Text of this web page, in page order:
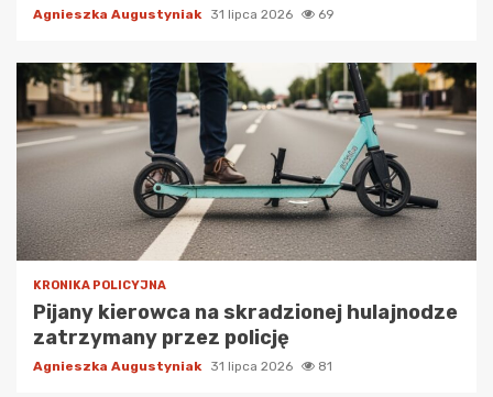
Agnieszka Augustyniak 31 lipca 2026 69
KRONIKA POLICYJNA
Pijany kierowca na skradzionej hulajnodze
zatrzymany przez policję
Agnieszka Augustyniak 31 lipca 2026 81